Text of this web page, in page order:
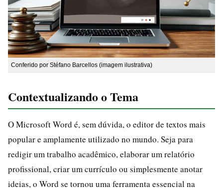
Conferido por Stéfano Barcellos (imagem ilustrativa)
Contextualizando o Tema
O Microsoft Word é, sem dúvida, o editor de textos mais
popular e amplamente utilizado no mundo. Seja para
redigir um trabalho acadêmico, elaborar um relatório
profissional, criar um currículo ou simplesmente anotar
ideias, o Word se tornou uma ferramenta essencial na